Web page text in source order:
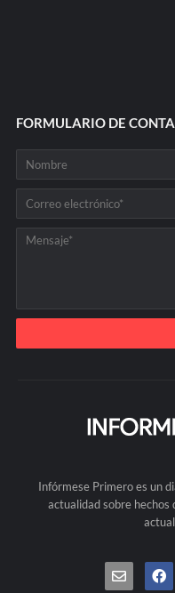
FORMULARIO DE
Infórmese Primero es un
actualidad sobre hechos